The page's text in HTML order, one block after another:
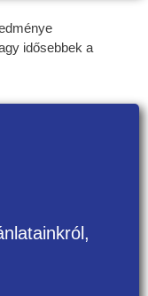
idősebbek a